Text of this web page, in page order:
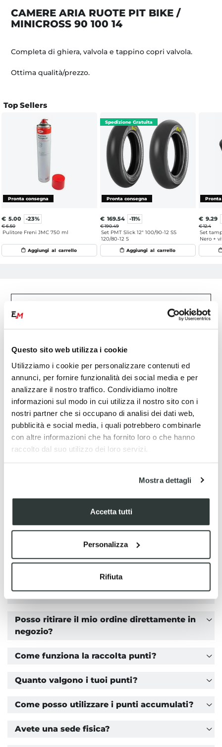
Questo sito web utilizza i cookie
Utilizziamo i cookie per personalizzare contenuti ed
annunci, per fornire funzionalità dei social media e per
analizzare il nostro traffico. Condividiamo inoltre
informazioni sul modo in cui utilizza il nostro sito con i
nostri partner che si occupano di analisi dei dati web,
pubblicità e social media, i quali potrebbero combinarle
con altre informazioni che ha fornito loro o che hanno
raccolto dal suo utilizzo dei loro servizi.
Mostra dettagli
Accetta tutti
Personalizza
Rifiuta
Top Sellers
€ 5.00 -23%
€ 6.50
Pulitore Freni JMC 750 ml
€ 169.54 -11%
€ 190.49
Set PMT Slick 12" 100/90-12 SS
120/80-12 S
€ 9.29
€ 12.4
Set
Nero +
CAMERE ARIA RUOTE PIT BIKE /
MINICROSS 90 100 14
Completa di ghiera, valvola e tappino copri valvola.
Ottima qualità/prezzo.
Domande frequenti
Informazioni sul servizio
Come posso effettuare un ordine?
Quali metodi di pagamento posso utilizzare?
Posso pagare alla consegna?
Come posso fare il reso di un ordine?
Ci sono articoli che non posso rendere o
cambiare?
Posso ritirare il mio ordine direttamente in
negozio?
Come funziona la raccolta punti?
Quanto valgono i tuoi punti?
Come posso utilizzare i punti accumulati?
Avete una sede fisica?